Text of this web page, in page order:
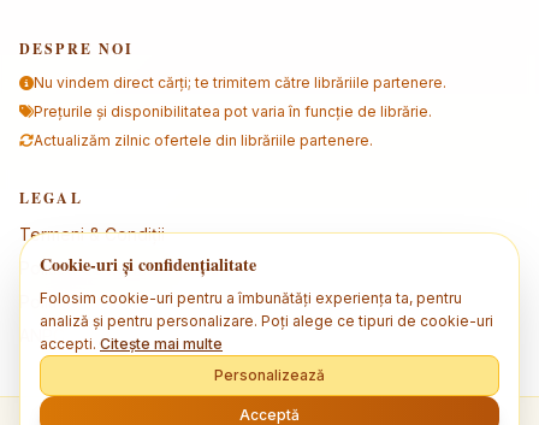
DESPRE NOI
Nu vindem direct cărți; te trimitem către librăriile partenere.
Prețurile și disponibilitatea pot varia în funcție de librărie.
Actualizăm zilnic ofertele din librăriile partenere.
LEGAL
Termeni & Condiții
Politica de confidențialitate
Politica de cookies
Cookie-uri și confidențialitate
Folosim cookie-uri pentru a îmbunătăți experiența ta, pentru
analiză și pentru personalizare. Poți alege ce tipuri de cookie-uri
accepti. Citește mai multe
Personalizează
Acceptă